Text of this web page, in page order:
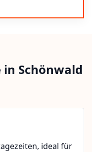
in Schönwald
ideal für